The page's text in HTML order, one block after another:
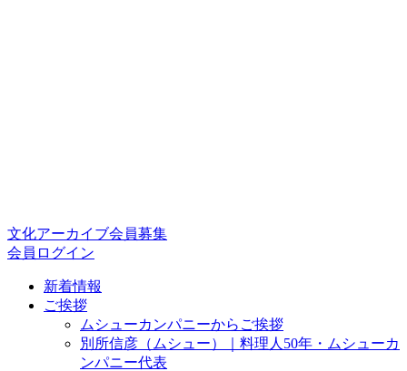
文化アーカイブ会員募集
会員ログイン
新着情報
ご挨拶
ムシューカンパニーからご挨拶
別所信彦（ムシュー）｜料理人50年・ムシューカ
ンパニー代表